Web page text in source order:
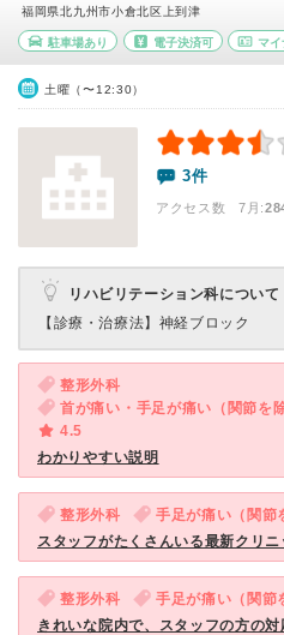
福岡県北九州市小倉北区上到津
駐車場あり 電子決済可 マ
土曜（〜12:30）
3件
アクセス数 7月:
リハビリテーション科について
【診療・治療法】 神経ブロック
整形外科
首が痛い・手足が痛い（関節を
4.5
わかりやすい説明
整形外科 手足が痛い（関節
スタッフがたくさんいる最新クリニ
整形外科 手足が痛い（関節
きれいな院内で、スタッフの方の